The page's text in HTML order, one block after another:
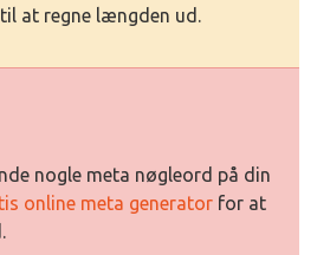
til at regne længden ud.
nogle meta nøgleord på din
online meta generator for at